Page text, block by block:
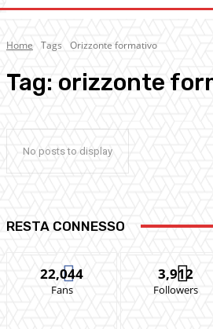
Home Tags Orizzonte formativo
Tag: orizzonte
No posts to display
RESTA CONNESSO
22,044
Fans
3,912
Followers